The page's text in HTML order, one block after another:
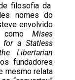
filosofia da
nomes do
envolvido
comoMises
for a Statless
Libertarian
fundadores
mesmo relata